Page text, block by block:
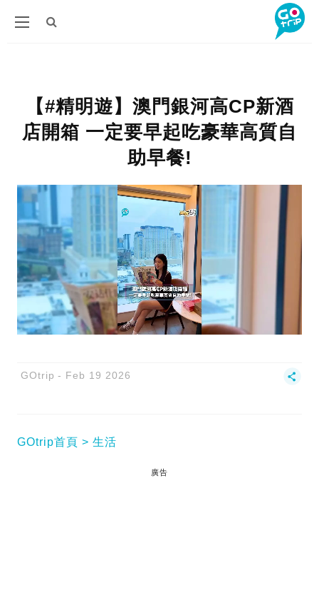
【#精明遊】澳門銀河高CP新酒
店開箱 一定要早起吃豪華高質自
助早餐!
GOtrip Feb 19 2026
GOtrip首頁 生活
廣告